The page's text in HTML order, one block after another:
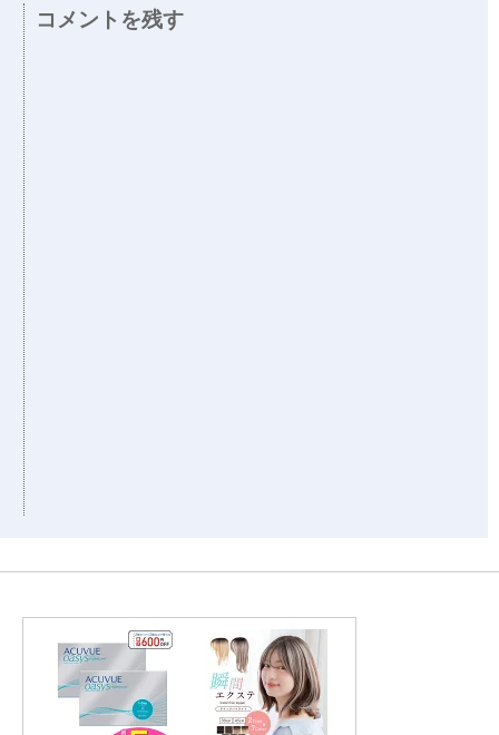
コメントを残す